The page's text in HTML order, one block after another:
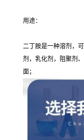
用途：
二丁胺是一种溶剂，
剂，乳化剂，阻聚剂
面；